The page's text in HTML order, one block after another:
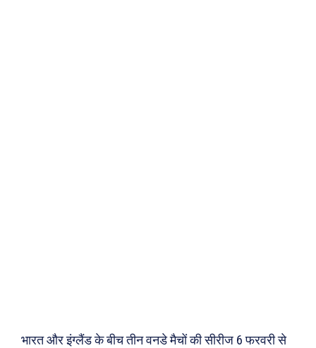
भारत और इंग्लैंड के बीच तीन वनडे मैचों की सीरीज 6 फरवरी से